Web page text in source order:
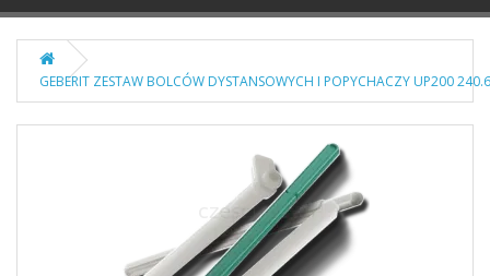
GEBERIT ZESTAW BOLCÓW DYSTANSOWYCH I POPYCHACZY UP200